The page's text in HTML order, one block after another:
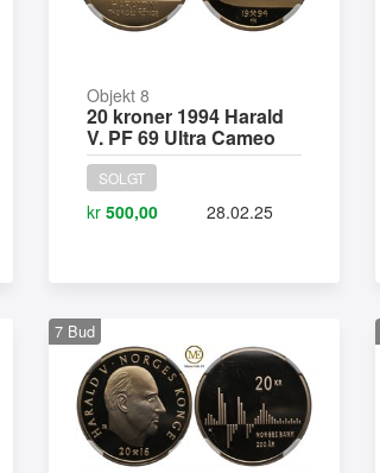
Objekt 8
20 kroner 1994 Harald
V. PF 69 Ultra Cameo
SOLGT
kr 500,00 28.02.25
7 Bud